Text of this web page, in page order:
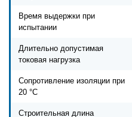
Время выдержки при
испытании
Длительно допустимая
токовая нагрузка
Сопротивление изоляции при
20 °С
Строительная длина